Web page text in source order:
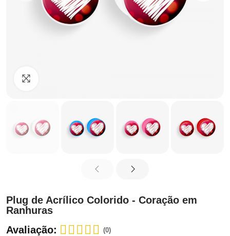
Plug de Acrílico Colorido - Coração em
Ranhuras
Avaliação:
(0)